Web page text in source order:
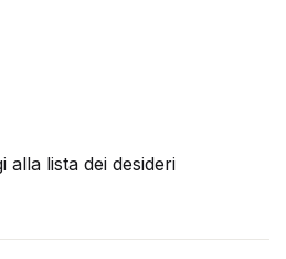
alla lista dei desideri